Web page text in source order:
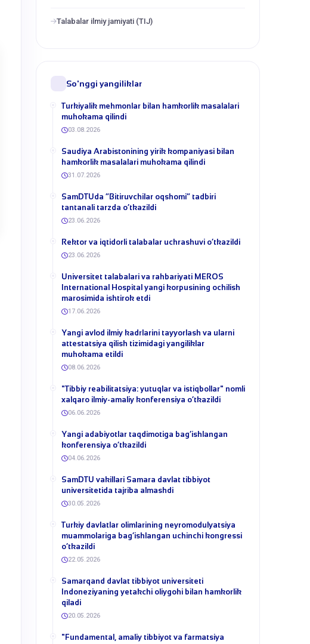
Talabalar ilmiy jamiyati (TIJ)
So'nggi yangiliklar
Turkiyalik mehmonlar bilan hamkorlik masalalari
muhokama qilindi
03.08.2026
​Saudiya Arabistonining yirik kompaniyasi bilan
hamkorlik masalalari muhokama qilindi
31.07.2026
​SamDTUda “Bitiruvchilar oqshomi” tadbiri
tantanali tarzda o‘tkazildi
23.06.2026
​Rektor va iqtidorli talabalar uchrashuvi o‘tkazildi
23.06.2026
Universitet talabalari va rahbariyati MEROS
International Hospital yangi korpusining ochilish
marosimida ishtirok etdi
17.06.2026
Yangi avlod ilmiy kadrlarini tayyorlash va ularni
attestatsiya qilish tizimidagi yangiliklar
muhokama etildi
08.06.2026
​"Tibbiy reabilitatsiya: yutuqlar va istiqbollar" nomli
xalqaro ilmiy-amaliy konferensiya o‘tkazildi
06.06.2026
​Yangi adabiyotlar taqdimotiga bag‘ishlangan
konferensiya o‘tkazildi
04.06.2026
SamDTU vakillari Samara davlat tibbiyot
universitetida tajriba almashdi
30.05.2026
​Turkiy davlatlar olimlarining neyromodulyatsiya
muammolariga bag‘ishlangan uchinchi kongressi
o‘tkazildi
22.05.2026
Samarqand davlat tibbiyot universiteti
Indoneziyaning yetakchi oliygohi bilan hamkorlik
qiladi
20.05.2026
​"Fundamental, amaliy tibbiyot va farmatsiya